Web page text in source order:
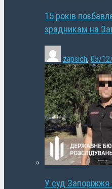
15 років
зрадникам на
zapsich, 05/
У суд